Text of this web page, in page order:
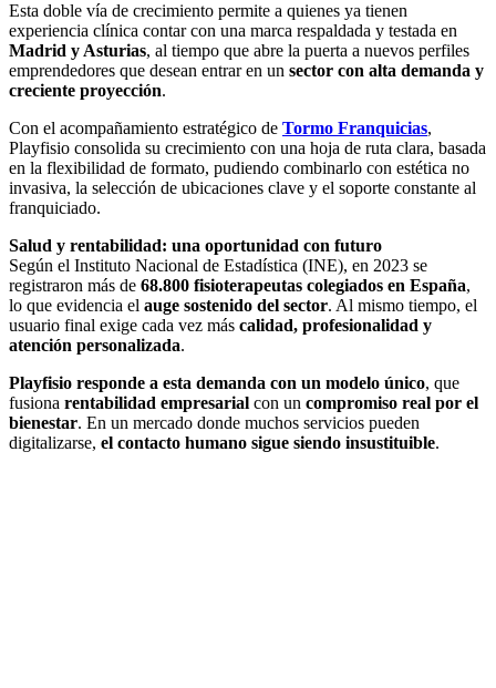
Esta doble vía de crecimiento permite a quienes ya tienen
experiencia clínica contar con una marca respaldada y testada en
Madrid y Asturias, al tiempo que abre la puerta a nuevos perfiles
emprendedores que desean entrar en un sector con alta demanda y
creciente proyección.
Con el acompañamiento estratégico de Tormo Franquicias,
Playfisio consolida su crecimiento con una hoja de ruta clara, basada
en la flexibilidad de formato, pudiendo combinarlo con estética no
invasiva, la selección de ubicaciones clave y el soporte constante al
franquiciado.
Salud y rentabilidad: una oportunidad con futuro
Según el Instituto Nacional de Estadística (INE), en 2023 se
registraron más de 68.800 fisioterapeutas colegiados en España,
lo que evidencia el auge sostenido del sector. Al mismo tiempo, el
usuario final exige cada vez más calidad, profesionalidad y
atención personalizada.
Playfisio responde a esta demanda con un modelo único, que
fusiona rentabilidad empresarial con un compromiso real por el
bienestar. En un mercado donde muchos servicios pueden
digitalizarse, el contacto humano sigue siendo insustituible.